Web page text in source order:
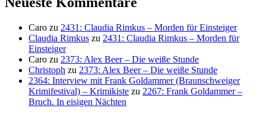
Caro zu 2431: Claudia Rimkus – Morden für Einsteiger
Claudia Rimkus zu 2431: Claudia Rimkus – Morden für
Einsteiger
Caro zu 2373: Alex Beer – Die weiße Stunde
Christoph zu 2373: Alex Beer – Die weiße Stunde
2364: Interview mit Frank Goldammer (Braunschweiger
Krimifestival) – Krimikiste zu 2267: Frank Goldammer –
Bruch. In eisigen Nächten